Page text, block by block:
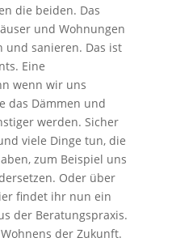
die beiden. Das
und Wohnungen
und sanieren. Das ist
Eine
wenn wir uns
das Dämmen und
werden. Sicher
viele Dinge tun, die
zum Beispiel uns
Oder über
findet ihr nun ein
der Beratungspraxis.
der Zukunft.